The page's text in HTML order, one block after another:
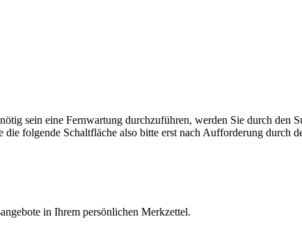
sein eine Fernwartung durchzuführen, werden Sie durch
folgende Schaltfläche also bitte erst nach Aufforderung durch
in Ihrem persönlichen Merkzettel.